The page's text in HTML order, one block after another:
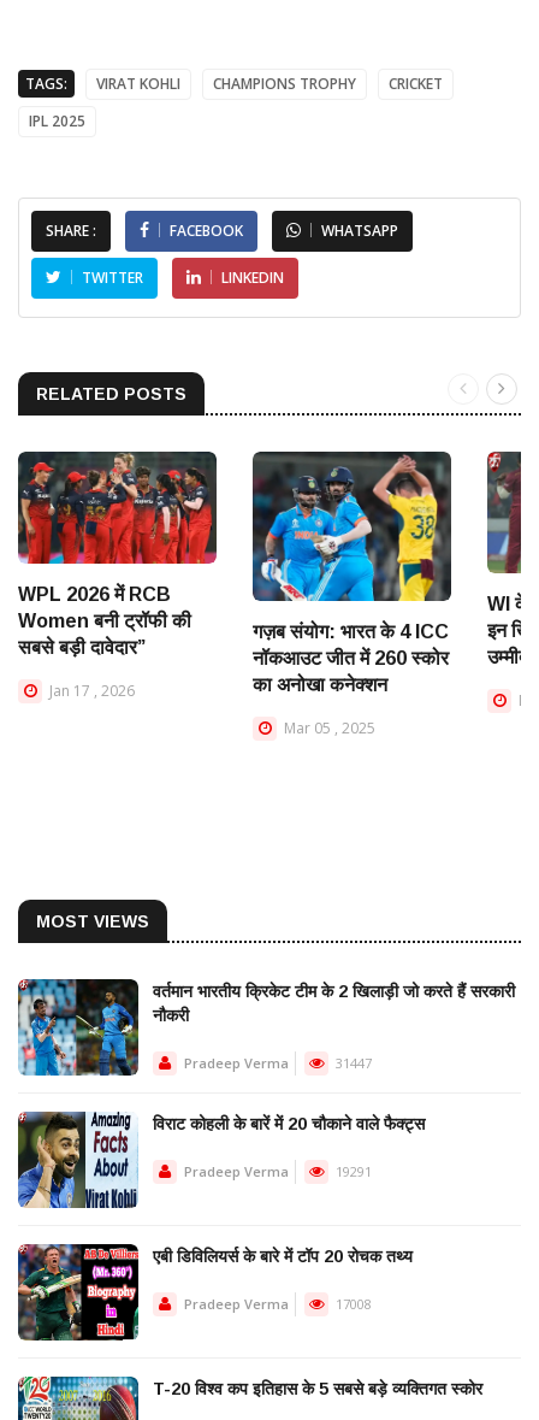
TAGS: VIRAT KOHLI CHAMPIONS TROPHY
CRICKET
IPL 2025
SHARE : FACEBOOK WHATSAPP
TWITTER LINKEDIN
RELATED POSTS
WPL 2026 में RCB
Women बनी ट्रॉफी की
सबसे बड़ी दावेदार”
Jan 17 , 2026
गज़ब संयोग: भारत के 4 ICC
नॉकआउट जीत में 260 स्कोर
का अनोखा कनेक्शन
Mar 05 , 2025
WI के
इन
उम्मीद
MOST VIEWS
वर्तमान भारतीय क्रिकेट टीम के 2 खिलाड़ी जो करते हैं सरकारी
नौकरी
Pradeep Verma 31447
विराट कोहली के बारें में 20 चौकाने वाले फैक्ट्स
Pradeep Verma 19291
एबी डिविलियर्स के बारे में टॉप 20 रोचक तथ्य
Pradeep Verma 17008
T-20 विश्व कप इतिहास के 5 सबसे बड़े व्यक्तिगत स्कोर